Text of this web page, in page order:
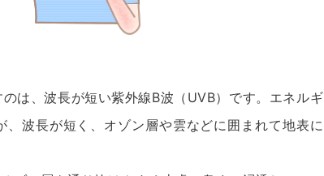
は、波長が短い紫外線B波（UVB）です。エネルギ
波長が短く、オゾン層や雲などに囲まれて地表に